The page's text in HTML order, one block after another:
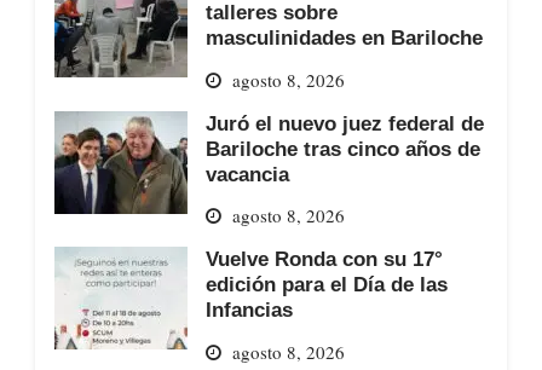
talleres sobre
masculinidades en Bariloche
agosto 8, 2026
Juró el nuevo juez federal de
Bariloche tras cinco años de
vacancia
agosto 8, 2026
Vuelve Ronda con su 17°
edición para el Día de las
Infancias
agosto 8, 2026